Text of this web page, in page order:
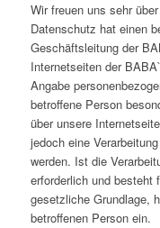
Wir freuen uns sehr
Datenschutz hat einen
Geschäftsleitung der
Internetseiten der
Angabe
betroffene Person
über unsere
jedoch eine
werden. Ist die
erforderlich und besteht
gesetzliche Grundlage,
betroffenen Person ein.